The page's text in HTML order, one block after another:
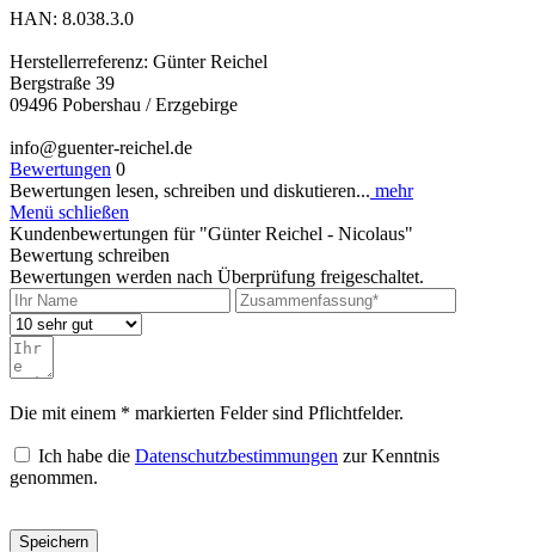
HAN: 8.038.3.0
Herstellerreferenz: Günter Reichel
Bergstraße 39
09496 Pobershau / Erzgebirge
info@guenter-reichel.de
Bewertungen 0
Bewertungen lesen, schreiben und diskutieren... mehr
Menü schließen
Kundenbewertungen für "Günter Reichel - Nicolaus"
Bewertung schreiben
Bewertungen werden nach Überprüfung freigeschaltet.
Die mit einem * markierten Felder sind Pflichtfelder.
Ich habe die Datenschutzbestimmungen zur Kenntnis
genommen.
Speichern